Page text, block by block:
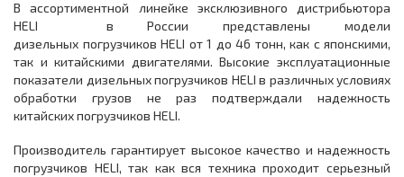
В ассортиментной линейке эксклюзивного дистрибьютора
HELI в России представлены модели
дизельных погрузчиков HELI от 1 до 46 тонн, как с японскими,
так и китайскими двигателями. Высокие эксплуатационные
показатели дизельных погрузчиков HELI в различных условиях
обработки грузов не раз подтверждали надежность
китайских погрузчиков HELI.
Производитель гарантирует высокое качество и надежность
погрузчиков HELI, так как вся техника проходит серьезный